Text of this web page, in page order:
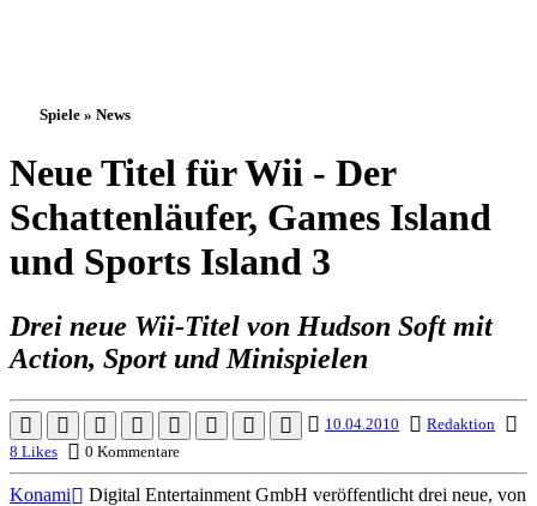
Spiele » News
Neue Titel für Wii - Der
Schattenläufer, Games Island
und Sports Island 3
Drei neue Wii-Titel von Hudson Soft mit
Action, Sport und Minispielen
10.04.2010
Redaktion
8 Likes
0 Kommentare
Konami
Digital Entertainment GmbH veröffentlicht drei neue, von